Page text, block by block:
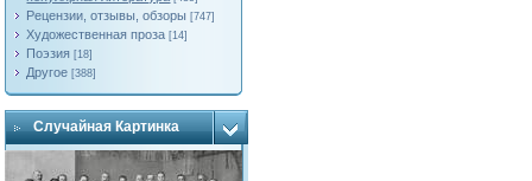
Рецензии, отзывы, обзоры [747]
Художественная проза [14]
Поэзия [18]
Другое [388]
Случайная Картинка